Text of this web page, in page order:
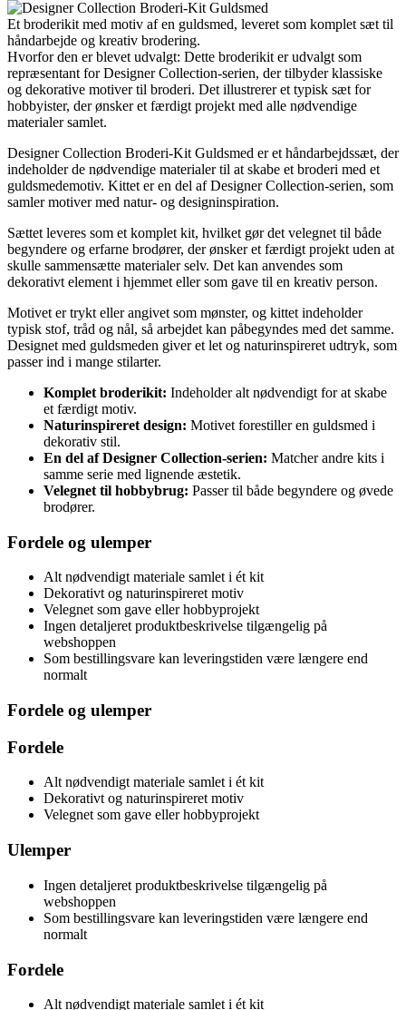
Et broderikit med motiv af en guldsmed, leveret som komplet sæt til
håndarbejde og kreativ brodering.
Hvorfor den er blevet udvalgt: Dette broderikit er udvalgt som
repræsentant for Designer Collection-serien, der tilbyder klassiske
og dekorative motiver til broderi. Det illustrerer et typisk sæt for
hobbyister, der ønsker et færdigt projekt med alle nødvendige
materialer samlet.
Designer Collection Broderi-Kit Guldsmed er et håndarbejdssæt, der
indeholder de nødvendige materialer til at skabe et broderi med et
guldsmedemotiv. Kittet er en del af Designer Collection-serien, som
samler motiver med natur- og designinspiration.
Sættet leveres som et komplet kit, hvilket gør det velegnet til både
begyndere og erfarne brodører, der ønsker et færdigt projekt uden at
skulle sammensætte materialer selv. Det kan anvendes som
dekorativt element i hjemmet eller som gave til en kreativ person.
Motivet er trykt eller angivet som mønster, og kittet indeholder
typisk stof, tråd og nål, så arbejdet kan påbegyndes med det samme.
Designet med guldsmeden giver et let og naturinspireret udtryk, som
passer ind i mange stilarter.
Komplet broderikit: Indeholder alt nødvendigt for at skabe
et færdigt motiv.
Naturinspireret design: Motivet forestiller en guldsmed i
dekorativ stil.
En del af Designer Collection-serien: Matcher andre kits i
samme serie med lignende æstetik.
Velegnet til hobbybrug: Passer til både begyndere og øvede
brodører.
Fordele og ulemper
Alt nødvendigt materiale samlet i ét kit
Dekorativt og naturinspireret motiv
Velegnet som gave eller hobbyprojekt
Ingen detaljeret produktbeskrivelse tilgængelig på
webshoppen
Som bestillingsvare kan leveringstiden være længere end
normalt
Fordele og ulemper
Fordele
Alt nødvendigt materiale samlet i ét kit
Dekorativt og naturinspireret motiv
Velegnet som gave eller hobbyprojekt
Ulemper
Ingen detaljeret produktbeskrivelse tilgængelig på
webshoppen
Som bestillingsvare kan leveringstiden være længere end
normalt
Fordele
Alt nødvendigt materiale samlet i ét kit